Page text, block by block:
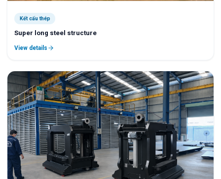
Kết cấu thép
Super long steel structure
View details